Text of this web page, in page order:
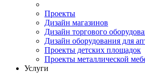
Проекты
Дизайн магазинов
Дизайн торгового
Дизайн оборудования для
Проекты детских площадок
Проекты металлической
Услуги